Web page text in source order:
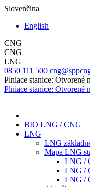
Slovenčina
English
CNG
CNG
LNG
0850 111 500
Plniace stanice: Otvorené
Plniace stanice: Otvorené
BIO LNG / CNG
LNG
LNG
Mapa LNG
LNG /
LNG /
LNG /